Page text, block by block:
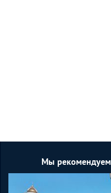
Мы рекомендуем